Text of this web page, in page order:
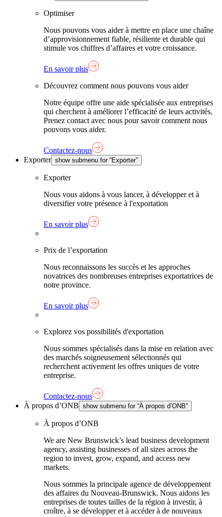
Optimiser
Nous pouvons vous aider à mettre en place une chaîne
d’approvisionnement fiable, résiliente et durable qui
stimule vos chiffres d’affaires et votre croissance.
En savoir plus
Découvrez comment nous pouvons vous aider
Notre équipe offre une aide spécialisée aux entreprises
qui cherchent à améliorer l’efficacité de leurs activités.
Prenez contact avec nous pour savoir comment nous
pouvons vous aider.
Contactez-nous
Exporter show submenu for “Exporter”
Exporter
Nous vous aidons à vous lancer, à développer et à
diversifier votre présence à l'exportation
En savoir plus
Prix de l’exportation
Nous reconnaissons les succès et les approches
novatrices des nombreuses entreprises exportatrices de
notre province.
En savoir plus
Explorez vos possibilités d'exportation
Nous sommes spécialisés dans la mise en relation avec
des marchés soigneusement sélectionnés qui
recherchent activement les offres uniques de votre
entreprise.
Contactez-nous
À propos d’ONB show submenu for “À propos d’ONB”
À propos d’ONB
We are New Brunswick’s lead business development
agency, assisting businesses of all sizes across the
region to invest, grow, expand, and access new
markets.
Nous sommes la principale agence de développement
des affaires du Nouveau-Brunswick. Nous aidons les
entreprises de toutes tailles de la région à investir, à
croître, à se développer et à accéder à de nouveaux